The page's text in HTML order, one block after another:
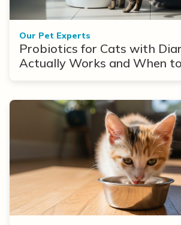
Our Pet Experts
Probiotics for Cats with
Actually Works and When